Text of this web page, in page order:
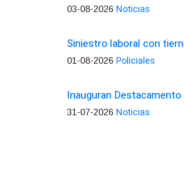
03-08-2026 Noticias
Siniestro laboral con
01-08-2026 Policiales
Inauguran
31-07-2026 Noticias